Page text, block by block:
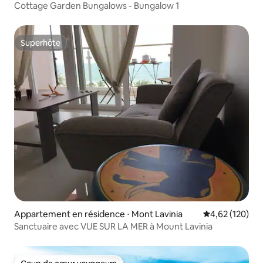
Cottage Garden Bungalows - Bungalow 1
Superhôte
Superhôte
Appartement en résidence ⋅ Mont Lavinia Évaluation
4,62 (120)
Sanctuaire avec VUE SUR LA MER à Mount Lavinia